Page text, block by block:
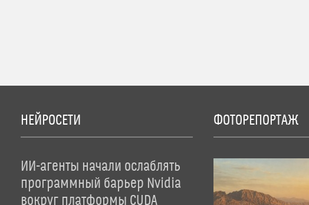
НЕЙРОСЕТИ
ИИ-агенты начали ослаблять
программный барьер Nvidia
вокруг платформы CUDA
ФОТОРЕПОРТАЖ